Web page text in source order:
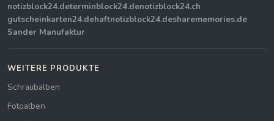
notizblock24.determinblock24.denotizblock24.ch
gutscheinkarten24.dehaftnotizblock24.desharememories.de
Sander Manufaktur
WEITERE PRODUKTE
Schraubalben
Fotoalben